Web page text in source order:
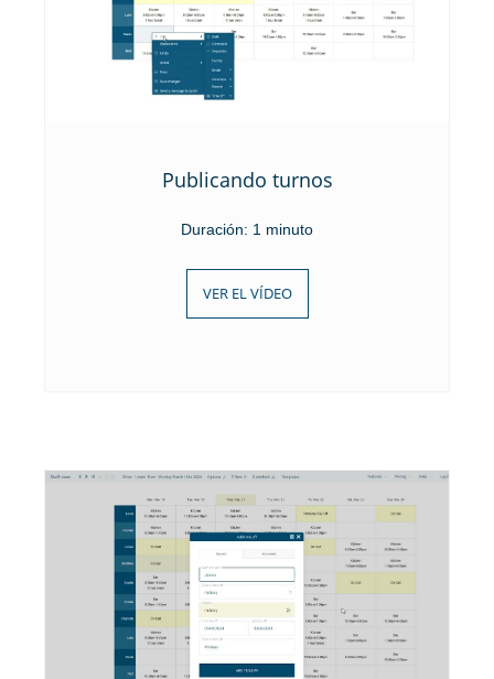
Publicando turnos
Duración: 1 minuto
VER EL VÍDEO